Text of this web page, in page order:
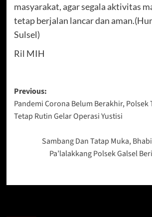
masyarakat, agar segala aktivitas
tetap berjalan lancar dan
Sulsel)
Ril MIH
Post
navigation
Previous:
Pandemi Corona Belum Berakhir, Polsek
Tetap Rutin Gelar Operasi Yustisi
Sambang Dan Tatap Muka,
Pa’lalakkang Polsek Galsel